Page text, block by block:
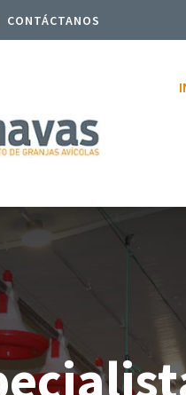
CONTÁCTANOS